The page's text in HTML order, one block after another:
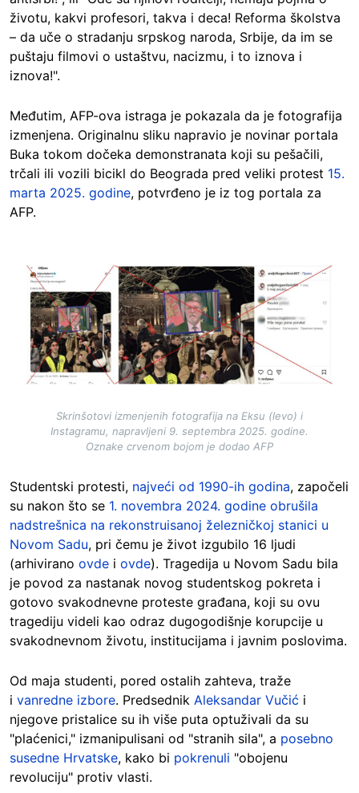
životu, kakvi profesori, takva i deca! Reforma školstva
– da uče o stradanju srpskog naroda, Srbije, da im se
puštaju filmovi o ustaštvu, nacizmu, i to iznova i
iznova!".
Međutim, AFP-ova istraga je pokazala da je fotografija
izmenjena. Originalnu sliku napravio je novinar portala
Buka tokom dočeka demonstranata koji su pešačili,
trčali ili vozili bicikl do Beograda pred veliki protest 15.
marta 2025. godine, potvrđeno je iz tog portala za
AFP.
Image
Skrinšotovi izmenjenih fotografija na Eksu (levo) i
Instagramu, napravljeni 9. septembra 2025. godine.
Oznake crvenom bojom je dodao AFP
Studentski protesti, najveći od 1990-ih godina, započeli
su nakon što se 1. novembra 2024. godine obrušila
nadstrešnica na rekonstruisanoj železničkoj stanici u
Novom Sadu, pri čemu je život izgubilo 16 ljudi
(arhivirano ovde i ovde). Tragedija u Novom Sadu bila
je povod za nastanak novog studentskog pokreta i
gotovo svakodnevne proteste građana, koji su ovu
tragediju videli kao odraz dugogodišnje korupcije u
svakodnevnom životu, institucijama i javnim poslovima.
Od maja studenti, pored ostalih zahteva, traže
i vanredne izbore. Predsednik Aleksandar Vučić i
njegove pristalice su ih više puta optuživali da su
"plaćenici," izmanipulisani od "stranih sila", a posebno
susedne Hrvatske, kako bi pokrenuli "obojenu
revoluciju" protiv vlasti.